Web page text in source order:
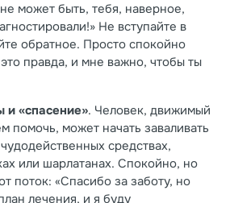
может быть, тебя, наверное,
Не вступайте в
обратное. Просто спокойно
правда, и мне важно, чтобы ты
и «спасение». Человек, движимый
помочь, может начать заваливать
средствах,
или шарлатанах. Спокойно, но
поток: «Спасибо за заботу, но
лечения, и я буду